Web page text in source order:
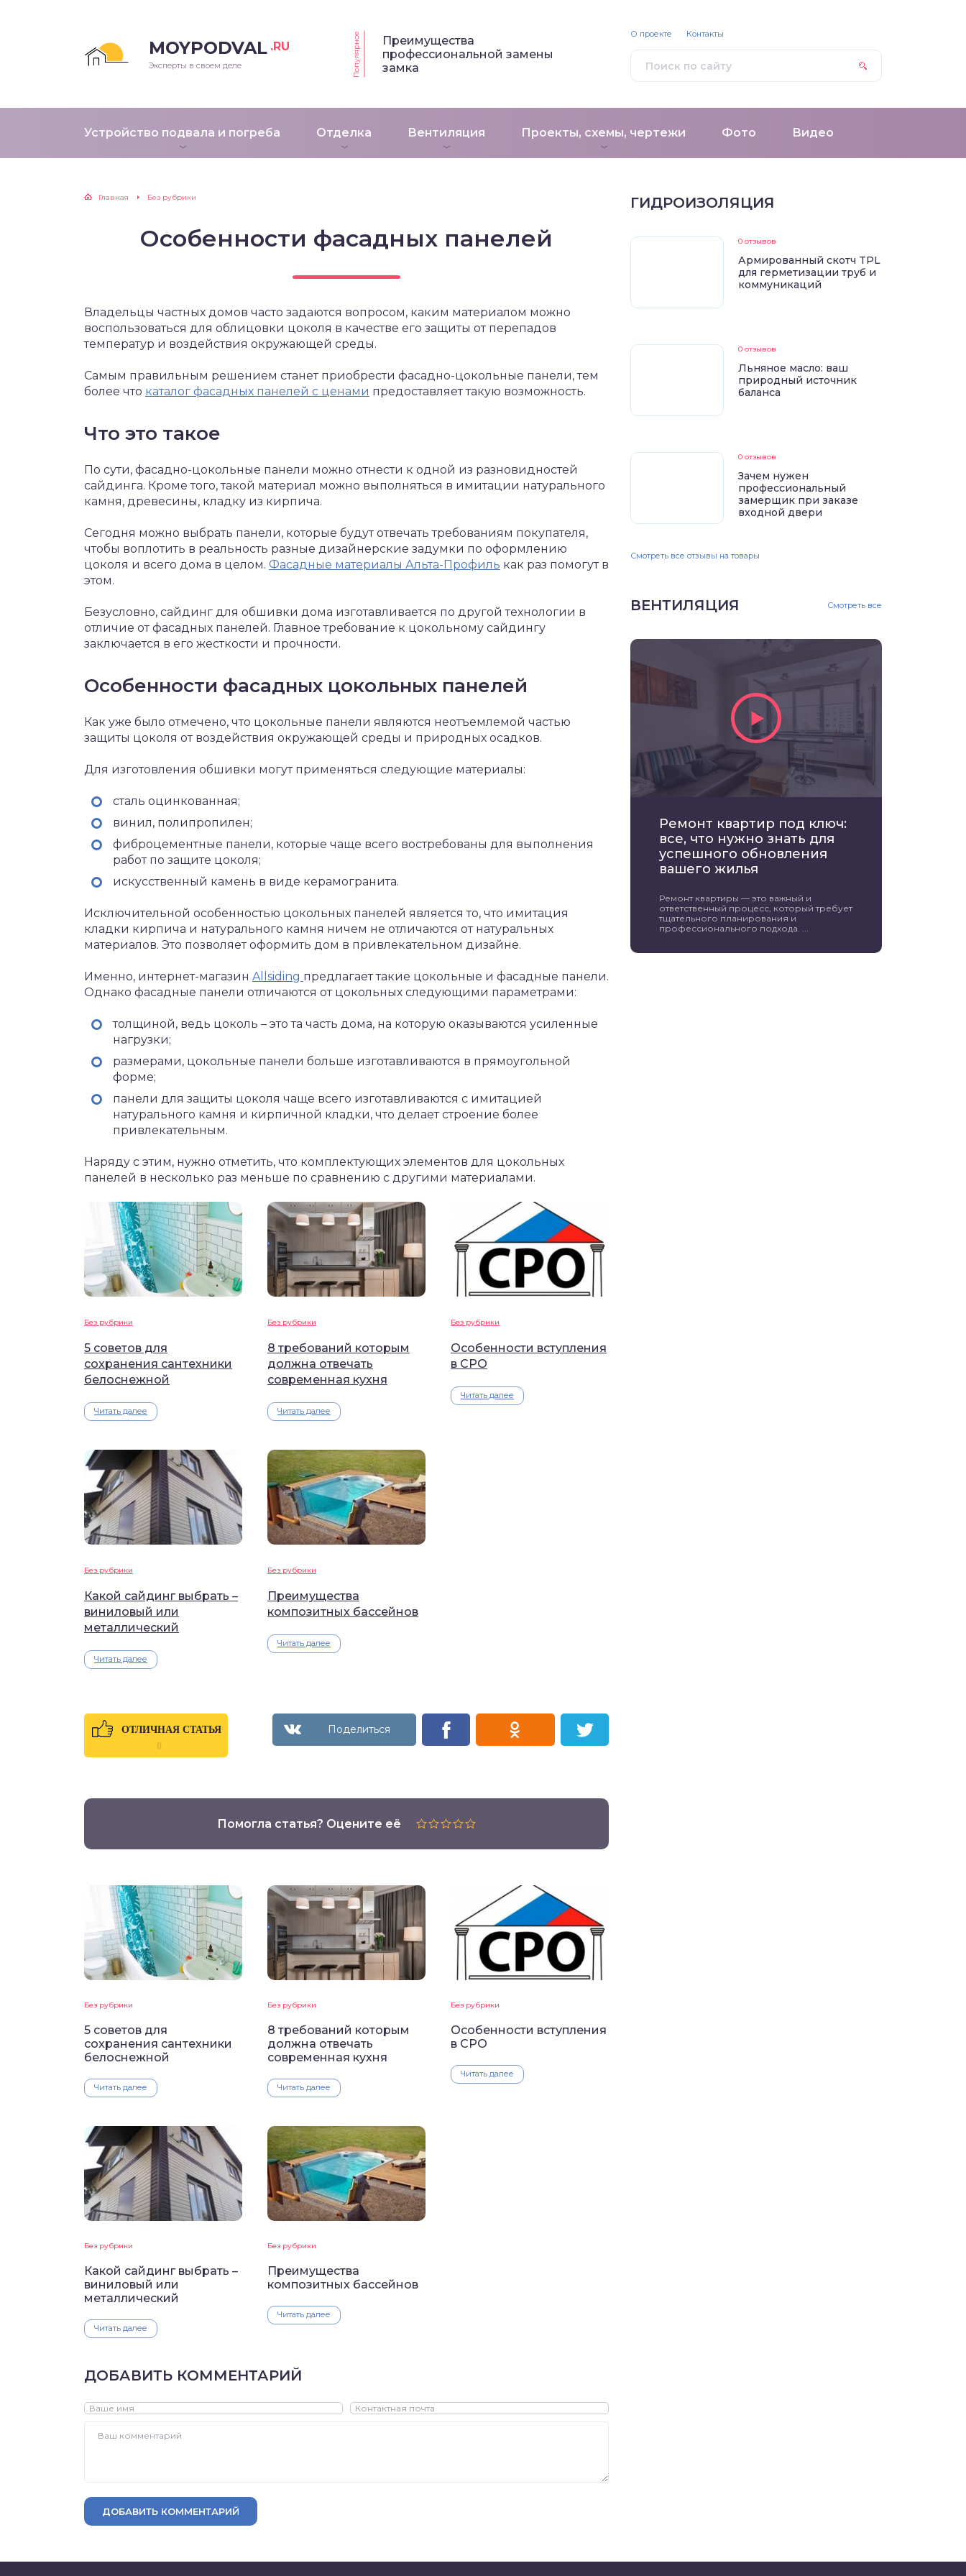
MOYPODVAL .RU
Эксперты в своем деле Популярное
Преимущества
профессиональной замены
замка
Устройство подвала и погреба Отделка Вентиляция Проекты, схемы, чертежи Фото Видео
О проекте Контакты
Главная Без рубрики
Особенности фасадных панелей
Владельцы частных домов часто задаются вопросом, каким материалом можно
воспользоваться для облицовки цоколя в качестве его защиты от перепадов
температур и воздействия окружающей среды.
Самым правильным решением станет приобрести фасадно-цокольные панели, тем
более что каталог фасадных панелей с ценами предоставляет такую возможность.
Что это такое
По сути, фасадно-цокольные панели можно отнести к одной из разновидностей
сайдинга. Кроме того, такой материал можно выполняться в имитации натурального
камня, древесины, кладку из кирпича.
Сегодня можно выбрать панели, которые будут отвечать требованиям покупателя,
чтобы воплотить в реальность разные дизайнерские задумки по оформлению
цоколя и всего дома в целом. Фасадные материалы Альта-Профиль как раз помогут в
этом.
Безусловно, сайдинг для обшивки дома изготавливается по другой технологии в
отличие от фасадных панелей. Главное требование к цокольному сайдингу
заключается в его жесткости и прочности.
Особенности фасадных цокольных панелей
Как уже было отмечено, что цокольные панели являются неотъемлемой частью
защиты цоколя от воздействия окружающей среды и природных осадков.
Для изготовления обшивки могут применяться следующие материалы:
сталь оцинкованная;
винил, полипропилен;
фиброцементные панели, которые чаще всего востребованы для выполнения
работ по защите цоколя;
искусственный камень в виде керамогранита.
Исключительной особенностью цокольных панелей является то, что имитация
кладки кирпича и натурального камня ничем не отличаются от натуральных
материалов. Это позволяет оформить дом в привлекательном дизайне.
Именно, интернет-магазин Allsiding предлагает такие цокольные и фасадные панели.
Однако фасадные панели отличаются от цокольных следующими параметрами:
толщиной, ведь цоколь – это та часть дома, на которую оказываются усиленные
нагрузки;
размерами, цокольные панели больше изготавливаются в прямоугольной
форме;
панели для защиты цоколя чаще всего изготавливаются с имитацией
натурального камня и кирпичной кладки, что делает строение более
привлекательным.
Наряду с этим, нужно отметить, что комплектующих элементов для цокольных
панелей в несколько раз меньше по сравнению с другими материалами.
Без рубрики
5 советов для
сохранения сантехники
белоснежной
Читать далее
Без рубрики
8 требований которым
должна отвечать
современная кухня
Читать далее
Без рубрики
Особенности вступления
в СРО
Читать далее
Без рубрики
Какой сайдинг выбрать –
виниловый или
металлический
Читать далее
Без рубрики
Преимущества
композитных бассейнов
Читать далее
ОТЛИЧНАЯ СТАТЬЯ
0
Помогла статья? Оцените её
Без рубрики
5 советов для
сохранения сантехники
белоснежной
Читать далее
Без рубрики
8 требований которым
должна отвечать
современная кухня
Читать далее
Без рубрики
Особенности вступления
в СРО
Читать далее
Без рубрики
Какой сайдинг выбрать –
виниловый или
металлический
Читать далее
Без рубрики
Преимущества
композитных бассейнов
Читать далее
ДОБАВИТЬ КОММЕНТАРИЙ
ДОБАВИТЬ КОММЕНТАРИЙ
ГИДРОИЗОЛЯЦИЯ
0 отзывов
Армированный скотч TPL
для герметизации труб и
коммуникаций
0 отзывов
Льняное масло: ваш
природный источник
баланса
0 отзывов
Зачем нужен
профессиональный
замерщик при заказе
входной двери
Смотреть все отзывы на товары
ВЕНТИЛЯЦИЯ Смотреть все
Ремонт квартир под ключ:
все, что нужно знать для
успешного обновления
вашего жилья
Ремонт квартиры — это важный и
ответственный процесс, который требует
тщательного планирования и
профессионального подхода. ...